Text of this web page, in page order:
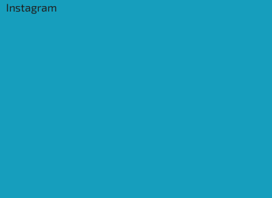
Instagram